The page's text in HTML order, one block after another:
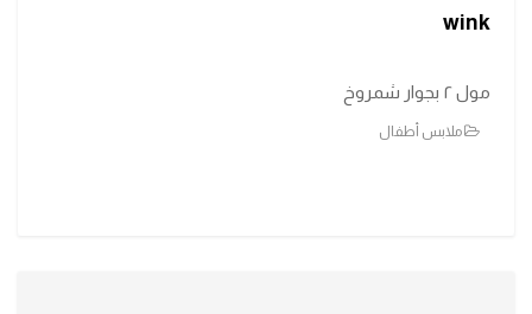
wink
مول ٢ بجوار شمروخ
ملابس أطفال